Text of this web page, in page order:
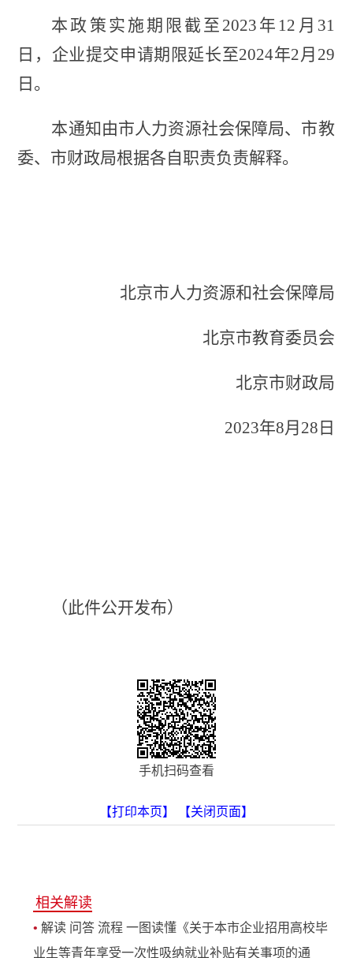
本政策实施期限截至2023年12月31
日，企业提交申请期限延长至2024年2月29
日。
本通知由市人力资源社会保障局、市教
委、市财政局根据各自职责负责解释。
北京市人力资源和社会保障局
北京市教育委员会
北京市财政局
2023年8月 28 日
（此件公开发布）
手机扫码查看
【打印本页】 【关闭页面】
相关解读
•解读 问答 流程 一图读懂《关于本市企业招用高校毕
业生等青年享受一次性吸纳就业补贴有关事项的通